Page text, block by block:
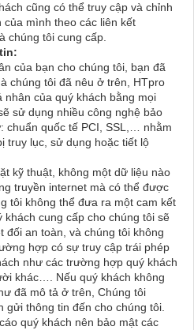
cũng có thể truy cập và chỉnh
mình theo các liên kết
chúng tôi cung cấp.
của bạn cho chúng tôi, bạn đã
chúng tôi đã nêu ở trên, HTpro
nhân của quý khách bằng mọi
sử dụng nhiều công nghệ bảo
chuẩn quốc tế PCI, SSL,… nhằm
truy lục, sử dụng hoặc tiết lộ
kỹ thuật, không một dữ liệu nào
truyền internet mà có thể được
tôi không thể đưa ra một cam kết
cung cấp cho chúng tôi sẽ
đối an toàn, và chúng tôi không
hợp có sự truy cập trái phép
như các trường hợp quý khách
khác…. Nếu quý khách không
đã mô tả ở trên, Chúng tôi
gửi thông tin đến cho chúng tôi.
quý khách nên bảo mật các